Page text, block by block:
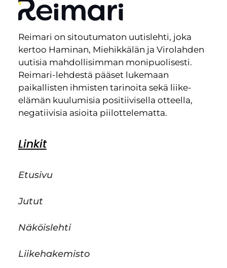
Reimari on sitoutumaton uutislehti, joka
kertoo Haminan, Miehikkälän ja Virolahden
uutisia mahdollisimman monipuolisesti.
Reimari-lehdestä pääset lukemaan
paikallisten ihmisten tarinoita sekä liike-
elämän kuulumisia positiivisella otteella,
negatiivisia asioita piilottelematta.
Linkit
Etusivu
Jutut
Näköislehti
Liikehakemisto